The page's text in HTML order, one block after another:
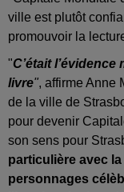
ville est plutôt
promouvoir la
"C’était
livre", affirme Anne
de la ville de
pour devenir
son sens pour
particulière avec
personnages